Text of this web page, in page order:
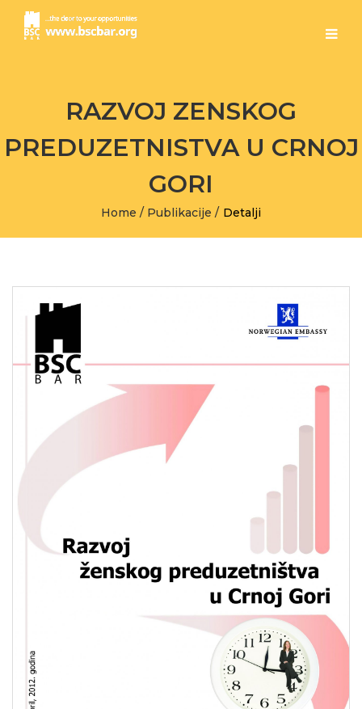
RAZVOJ ZENSKOG
PREDUZETNISTVA U CRNOJ
GORI
Home / Publikacije / Detalji